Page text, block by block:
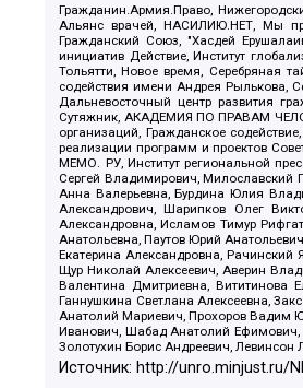
Гражданин.Армия.Право,
Альянс врачей, НАСИЛИЮ.НЕТ, Мы
Гражданский Союз, "Хасдей
инициатив Действие, Институт
Тольятти, Новое время, Серебряная
содействия имени Андрея Рылькова,
Дальневосточный центр развития
Сутяжник, АКАДЕМИЯ ПО ПРАВАМ
организаций, Гражданское
реализации программ и проектов
МЕМО. РУ, Институт региональной
Сергей Владимирович, Милославский
Анна Валерьевна, Бурдина Юлия
Александрович, Шарипков Олег
Александровна, Исламов Тимур
Анатольевна, Паутов Юрий
Екатерина Александровна,
Щур Николай Алексеевич, Аверин
Валентина Дмитриевна, Вититинова
Ганнушкина Светлана Алексеевна,
Анатолий Мариевич, Прохоров Вадим
Иванович, Шабад Анатолий Ефимович,
Золотухин Борис Андреевич,
Источник: http://unro.minjust.ru/